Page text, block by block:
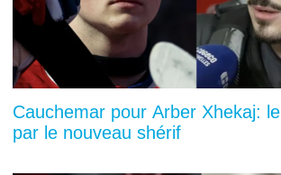
Cauchemar pour Arber Xhekaj:
par le nouveau shérif